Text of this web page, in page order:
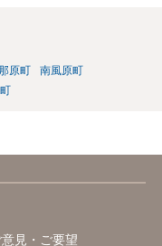
原町
南風原町
意見・ご要望